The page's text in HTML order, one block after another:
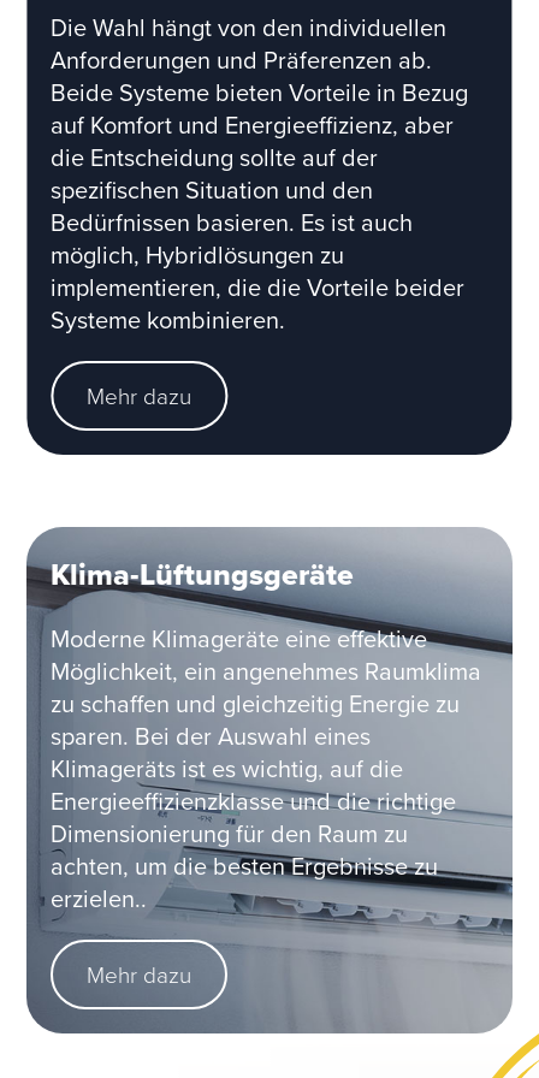
Die Wahl hängt von den individuellen
Anforderungen und Präferenzen ab.
Beide Systeme bieten Vorteile in Bezug
auf Komfort und Energieeffizienz, aber
die Entscheidung sollte auf der
spezifischen Situation und den
Bedürfnissen basieren. Es ist auch
möglich, Hybridlösungen zu
implementieren, die die Vorteile beider
Systeme kombinieren.
Mehr dazu
Klima-Lüftungsgeräte
Moderne Klimageräte eine effektive
Möglichkeit, ein angenehmes Raumklima
zu schaffen und gleichzeitig Energie zu
sparen. Bei der Auswahl eines
Klimageräts ist es wichtig, auf die
Energieeffizienzklasse und die richtige
Dimensionierung für den Raum zu
achten, um die besten Ergebnisse zu
erzielen..
Mehr dazu